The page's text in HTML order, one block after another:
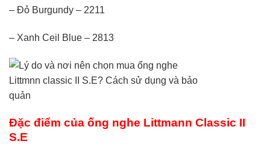
– Đỏ Burgundy – 2211
– Xanh Ceil Blue – 2813
Đặc điểm của ống nghe Littmann Classic II
S.E